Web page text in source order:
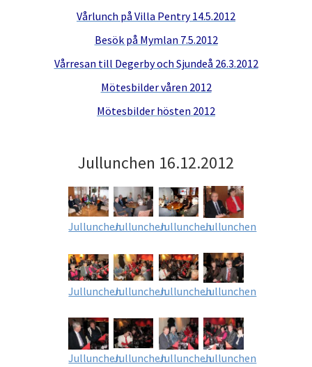
Vårlunch på Villa Pentry 14.5.2012
Besök på Mymlan 7.5.2012
Vårresan till Degerby och Sjundeå 26.3.2012
Mötesbilder våren 2012
Mötesbilder hösten 2012
Jullunchen 16.12.2012
JullunchenJullunchenJullunchenJullunchen
JullunchenJullunchenJullunchenJullunchen
JullunchenJullunchenJullunchenJullunchen